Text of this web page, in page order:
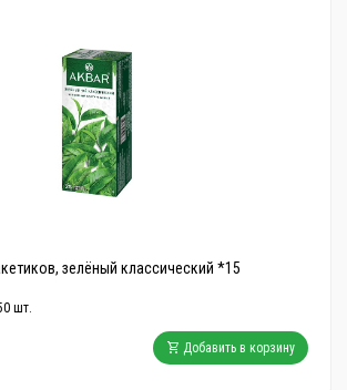
зелёный классический *15
шт.
Добавить в корзину